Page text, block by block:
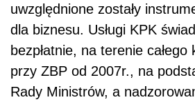
uwzględnione zostały
dla biznesu. Usługi KPK
bezpłatnie, na terenie całego
przy ZBP od 2007r., na
Rady Ministrów, a